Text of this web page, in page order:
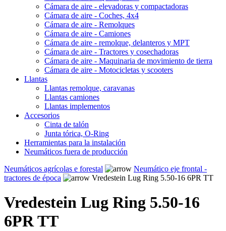
Cámara de aire - elevadoras y compactadoras
Cámara de aire - Coches, 4x4
Cámara de aire - Remolques
Cámara de aire - Camiones
Cámara de aire - remolque, delanteros y MPT
Cámara de aire - Tractores y cosechadoras
Cámara de aire - Maquinaria de movimiento de tierra
Cámara de aire - Motocicletas y scooters
Llantas
Llantas remolque, caravanas
Llantas camiones
Llantas implementos
Accesorios
Cinta de talón
Junta tórica, O-Ring
Herramientas para la instalación
Neumáticos fuera de producción
Neumáticos agrícolas e forestal
Neumático eje frontal -
tractores de época
Vredestein Lug Ring 5.50-16 6PR TT
Vredestein Lug Ring 5.50-16
6PR TT